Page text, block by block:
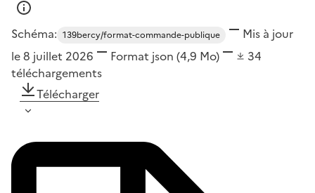
Schéma: 139bercy/format-commande-publique
Mis à jour
le 8 juillet 2026
Format json (4,9 Mo)
34
téléchargements
Télécharger